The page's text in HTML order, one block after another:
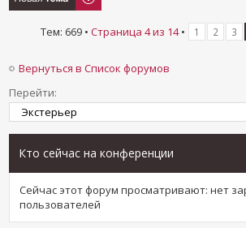
Тем: 669 • Страница 4из 14• 1 2 3
Вернуться в Список форумов
Перейти:
Кто сейчас на конференции
Сейчас этот форум просматривают: нет
пользователей